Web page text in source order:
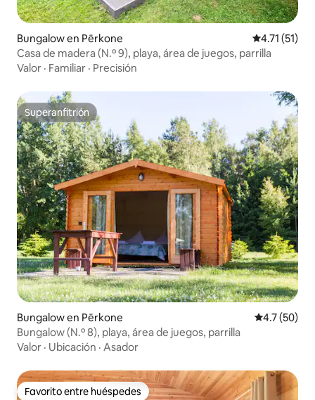
Bungalow en Pērkone Calificación
4.71 (51)
Casa de madera (N.º 9), playa, área de juegos, parrilla
Valor · Familiar · Precisión
Superanfitrión
Superanfitrión
Bungalow en Pērkone Calificación
4.7 (50)
Bungalow (N.º 8), playa, área de juegos, parrilla
Valor · Ubicación · Asador
Favorito entre huéspedes